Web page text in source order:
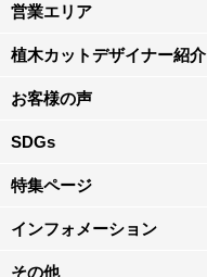
営業エリア
植木カットデザイナー紹介
お客様の声
SDGs
特集ページ
インフォメーション
その他